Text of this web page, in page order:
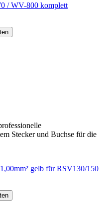
/ WV-800 komplett
gelb für RSV130/150